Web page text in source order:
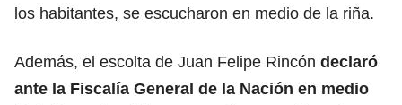
los habitantes, se escucharon en medio de la riña.
Además, el escolta de Juan Felipe Rincón declaró
ante la Fiscalía General de la Nación en medio